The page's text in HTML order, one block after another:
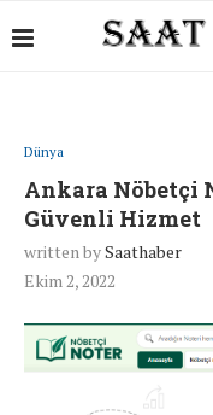
Dünya
Ankara Nöbetçi
Güvenli Hizmet
written bySaathaber
Ekim 2, 2022